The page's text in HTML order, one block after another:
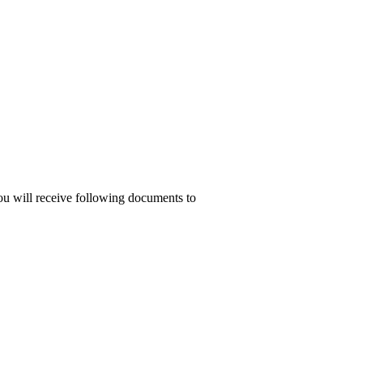
will receive following documents to